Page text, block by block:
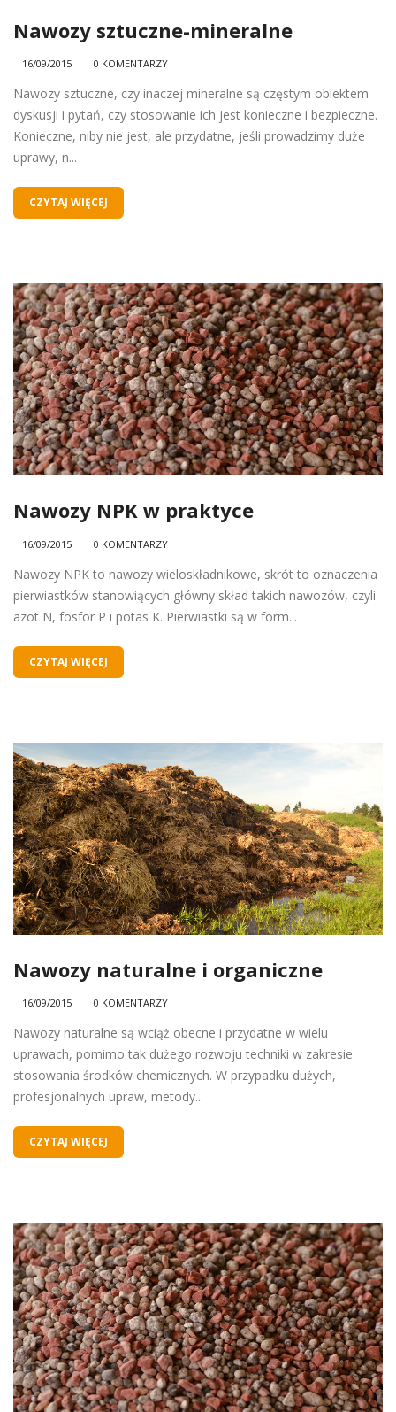
Nawozy sztuczne-mineralne
16/09/2015 0 KOMENTARZY
Nawozy sztuczne, czy inaczej mineralne są częstym obiektem
dyskusji i pytań, czy stosowanie ich jest konieczne i bezpieczne.
Konieczne, niby nie jest, ale przydatne, jeśli prowadzimy duże
uprawy, n...
CZYTAJ WIĘCEJ
Nawozy NPK w praktyce
16/09/2015 0 KOMENTARZY
Nawozy NPK to nawozy wieloskładnikowe, skrót to oznaczenia
pierwiastków stanowiących główny skład takich nawozów, czyli
azot N, fosfor P i potas K. Pierwiastki są w form...
CZYTAJ WIĘCEJ
Nawozy naturalne i organiczne
16/09/2015 0 KOMENTARZY
Nawozy naturalne są wciąż obecne i przydatne w wielu
uprawach, pomimo tak dużego rozwoju techniki w zakresie
stosowania środków chemicznych. W przypadku dużych,
profesjonalnych upraw, metody...
CZYTAJ WIĘCEJ